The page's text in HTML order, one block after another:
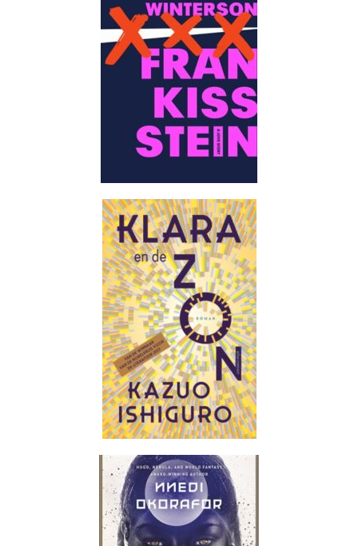
mei 2021
april 2021
maart 2021
februari 2021
januari 2021
december 2020
oktober 2020
september 2020
juli 2020
juni 2020
mei 2020
april 2020
januari 2020
Agenda
Fictie
Geweest
Geweest
Lustrum
Nieuws
Non-fictie
Radio Savannah